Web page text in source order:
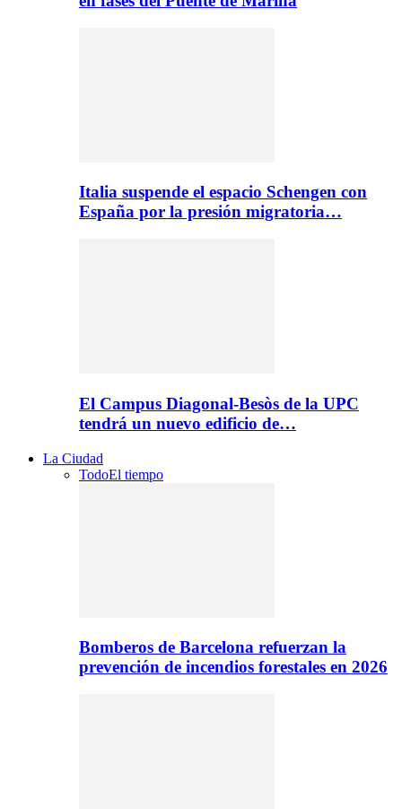
Italia suspende el espacio Schengen con
España por la presión migratoria…
El Campus Diagonal-Besòs de la UPC
tendrá un nuevo edificio de…
La Ciudad
TodoEl tiempo
Bomberos de Barcelona refuerzan la
prevención de incendios forestales en 2026